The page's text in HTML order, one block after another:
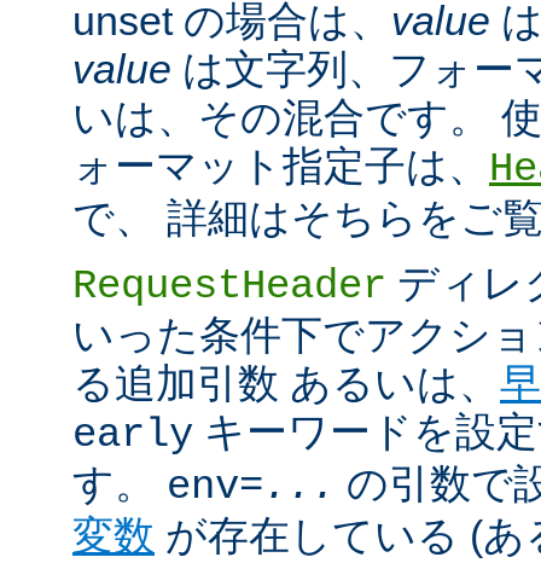
unset の場合は、 value
value は文字列、フォー
いは、その混合です。
ォーマット指定子は、
で、 詳細はそちらをご
RequestHeader ディレ
いった条件下でアクシ
る追加引数 あるいは、
early キーワードを設
す。 env=... の引数で
変数 が存在している (